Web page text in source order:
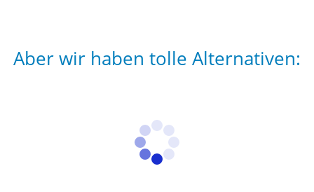
Aber wir haben tolle Alternativen: